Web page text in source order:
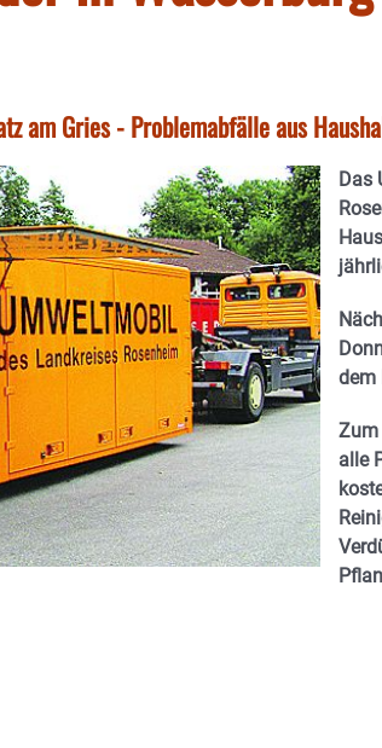
am Gries - Problemabfälle aus
Das
dem
Zum
alle